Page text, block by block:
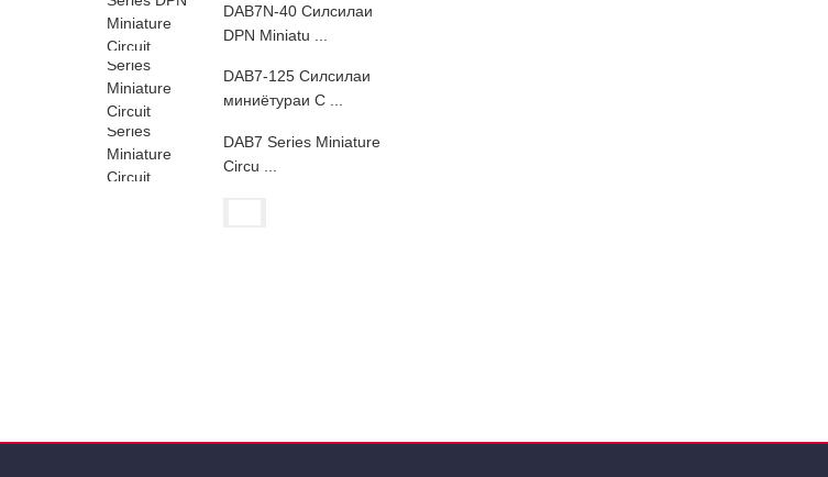
DAB7N-40 Силсилаи
DPN Miniatu ...
DAB7-125 Силсилаи
миниётураи C ...
DAB7 Series Miniature
Circu ...